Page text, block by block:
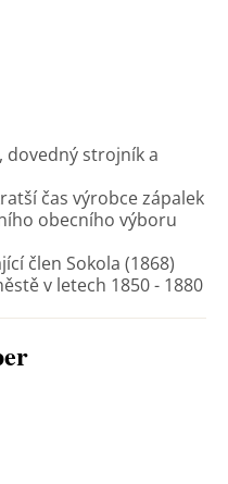
dovedný strojník a
čas výrobce zápalek
obecního výboru
člen Sokola (1868)
v letech 1850 - 1880